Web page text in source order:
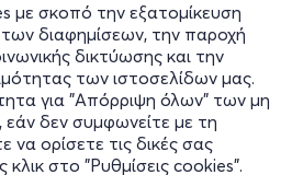
με σκοπό την εξατομίκευση
των διαφημίσεων, την παροχή
δικτύωσης και την
των ιστοσελίδων μας.
για "Απόρριψη όλων" των μη
δεν συμφωνείτε με τη
να ορίσετε τις δικές σας
κλικ στο "Ρυθμίσεις cookies".